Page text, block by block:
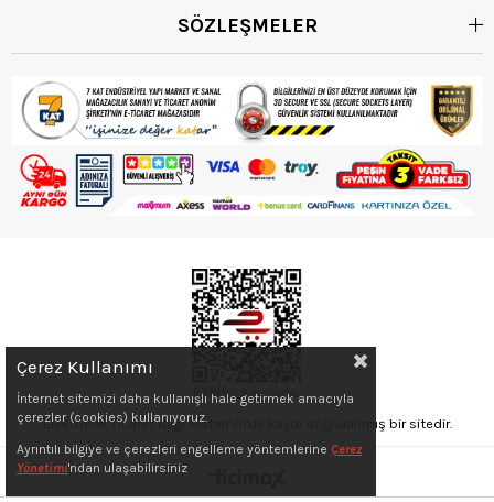
SÖZLEŞMELER
Elektronik Ticaret Bilgi Sistemin'de kaydı doğrulanmış bir sitedir.
Çerez Kullanımı
İnternet sitemizi daha kullanışlı hale getirmek amacıyla
çerezler (cookies) kullanıyoruz.
Ayrıntılı bilgiye ve çerezleri engelleme yöntemlerine Çerez
Yönetimi'ndan ulaşabilirsiniz